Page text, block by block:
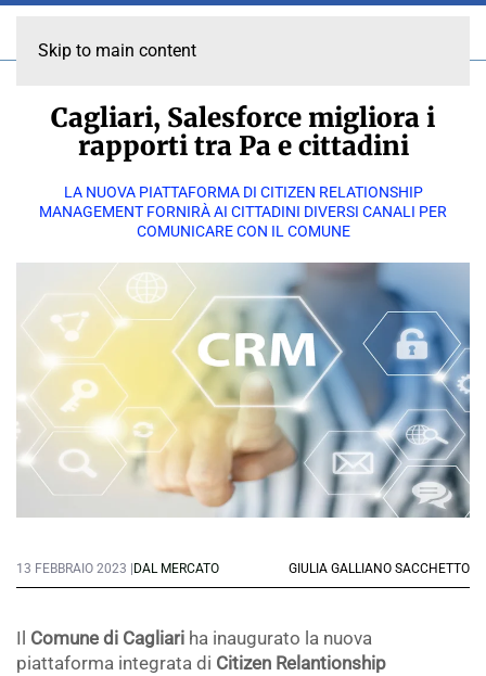
Skip to main content
Cagliari, Salesforce migliora i
rapporti tra Pa e cittadini
LA NUOVA PIATTAFORMA DI CITIZEN RELATIONSHIP
MANAGEMENT FORNIRÀ AI CITTADINI DIVERSI CANALI PER
COMUNICARE CON IL COMUNE
13 FEBBRAIO 2023 | DAL MERCATO GIULIA GALLIANO SACCHETTO
Il Comune di Cagliari ha inaugurato la nuova
piattaforma integrata di Citizen Relantionship